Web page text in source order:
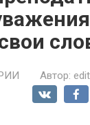
Автор: